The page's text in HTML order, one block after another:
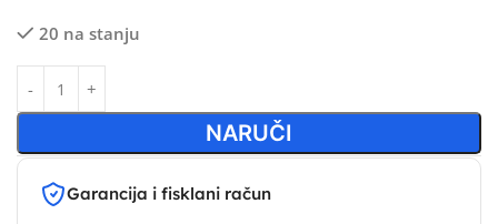
20 na stanju
NARUČI
Garancija i fisklani račun